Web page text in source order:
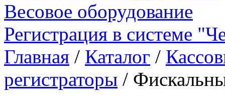
Весовое оборудование
Регистрация в системе
Главная / Каталог /
регистраторы /